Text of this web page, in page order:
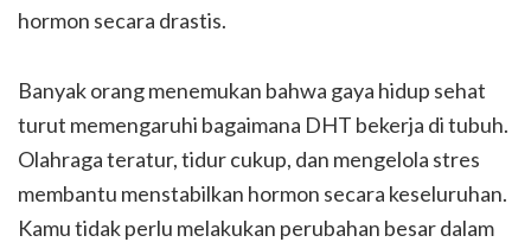
hormon secara drastis.
Banyak orang menemukan bahwa gaya hidup sehat
turut memengaruhi bagaimana DHT bekerja di tubuh.
Olahraga teratur, tidur cukup, dan mengelola stres
membantu menstabilkan hormon secara keseluruhan.
Kamu tidak perlu melakukan perubahan besar dalam